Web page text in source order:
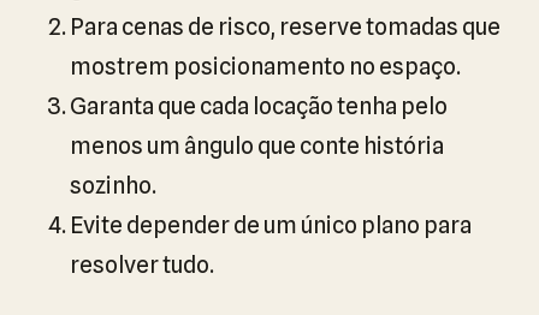
Para cenas de risco, reserve tomadas que
mostrem posicionamento no espaço.
Garanta que cada locação tenha pelo
menos um ângulo que conte história
sozinho.
Evite depender de um único plano para
resolver tudo.